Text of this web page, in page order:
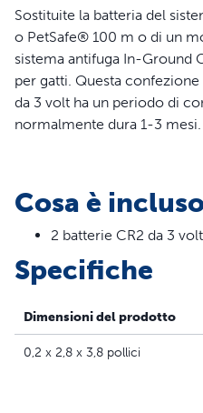
Sostituite la batteria del
o PetSafe® 100 m o di un
sistema antifuga In-Ground
per gatti. Questa
da 3 volt ha un periodo di
normalmente dura 1-3 mesi.
Cosa è
2 batterie CR2 da 3 volt
Specifiche
Dimensioni del prodotto
0,2 x 2,8 x 3,8 pollici